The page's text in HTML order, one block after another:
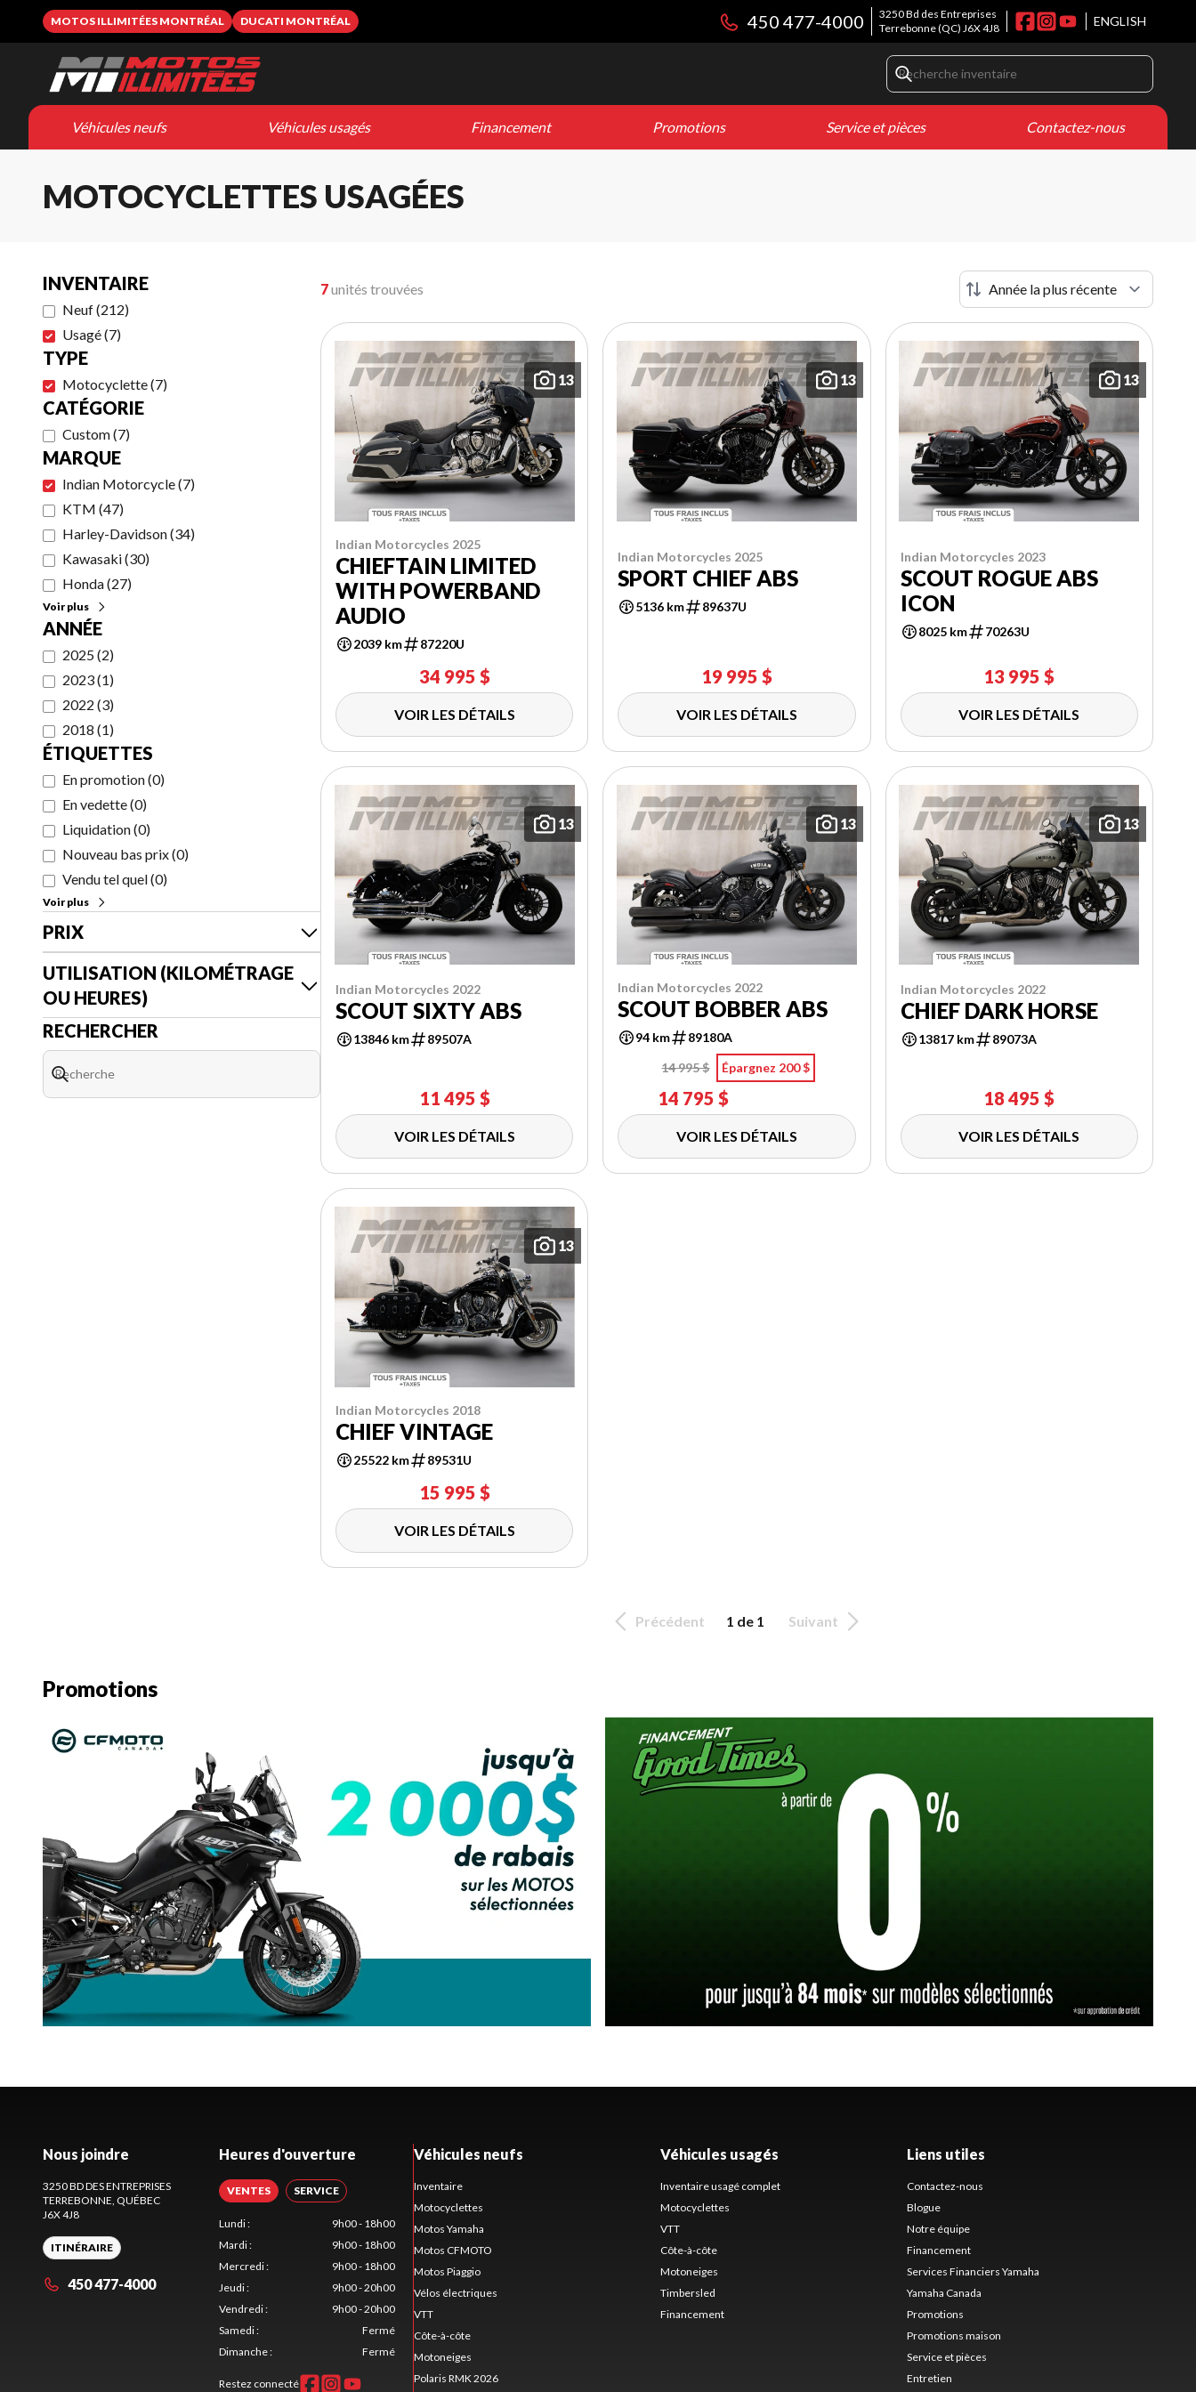
MOTOS ILLIMITÉES MONTRÉAL DUCATI MONTRÉAL
3250 Bd des Entreprises
Terrebonne(QC) J6X 4J8
450 477-4000 ENGLISH
Véhicules neufs Véhicules usagés Financement Promotions Service et pièces Contactez-nous
MOTOCYCLETTES USAGÉES
INVENTAIRE
Neuf(212)
Usagé(7)
TYPE
Motocyclette(7)
CATÉGORIE
Custom(7)
MARQUE
Indian Motorcycle(7)
KTM (47)
Harley-Davidson(34)
Kawasaki(30)
Honda(27)
Voir plus
ANNÉE
2025(2)
2023(1)
2022 (3)
2018 (1)
ÉTIQUETTES
En promotion(0)
En vedette(0)
Liquidation(0)
Nouveau bas prix(0)
Vendu tel quel(0)
Voir plus
PRIX
UTILISATION (KILOMÉTRAGE
OU HEURES)
RECHERCHER
7unités trouvées
13
Indian Motorcycles 2025
CHIEFTAIN LIMITED
WITH POWERBAND
AUDIO
2039 km 87220U
34 995 $
VOIR LES DÉTAILS
13
Indian Motorcycles 2025
SPORT CHIEF ABS
5136 km 89637U
19 995 $
VOIR LES DÉTAILS
13
Indian Motorcycles 2023
SCOUT ROGUE ABS
ICON
8025 km 70263U
13 995 $
VOIR LES DÉTAILS
13
Indian Motorcycles 2022
SCOUT SIXTY ABS
13846 km 89507A
11 495 $
VOIR LES DÉTAILS
13
Indian Motorcycles 2022
SCOUT BOBBER ABS
94 km
89180A
14 995 $
Épargnez 200 $
14 795 $
VOIR LES DÉTAILS
13
Indian Motorcycles 2022
CHIEF DARK HORSE
13817 km 89073A
18 495 $
VOIR LES DÉTAILS
13
Indian Motorcycles 2018
CHIEF VINTAGE
25522 km 89531U
15 995 $
VOIR LES DÉTAILS
Précédent 1 de 1 Suivant
Promotions
Nous joindre
3250 BD DES ENTREPRISES
TERREBONNE , QUÉBEC
J6X 4J8
ITINÉRAIRE
450 477-4000
Heures d'ouverture
VENTES SERVICE
Lundi:
9h00 - 18h00
Mardi:
9h00 - 18h00
Mercredi:
9h00 - 18h00
Jeudi:
9h00 - 20h00
Vendredi:
9h00 - 20h00
Samedi:
Fermé
Dimanche: Fermé
Restez connecté
Véhicules neufs
Inventaire
Motocyclettes
Motos Yamaha
Motos CFMOTO
Motos Piaggio
Vélos électriques
VTT
Côte-à-côte
Motoneiges
Polaris RMK 2026
Véhicules usagés
Inventaire usagé complet
Motocyclettes
VTT
Côte-à-côte
Motoneiges
Timbersled
Financement
Liens utiles
Contactez-nous
Blogue
Notre équipe
Financement
Services Financiers Yamaha
Yamaha Canada
Promotions
Promotions maison
Service et pièces
Entretien